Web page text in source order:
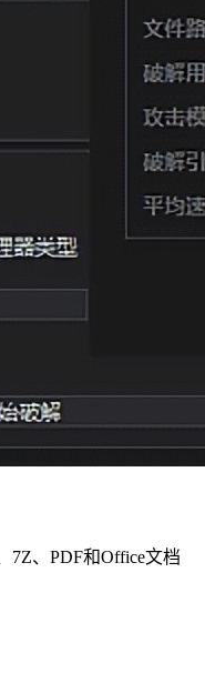
7Z、PDF和Office文档